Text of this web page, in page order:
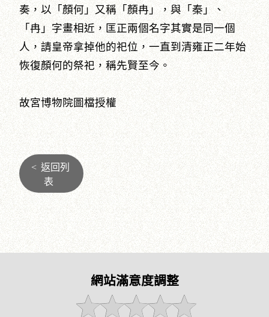
奏，以「顏何」又稱「顏冉」，與「秦」、
「冉」字畫相近，匡正兩個名字其實是同一個
人，請皇帝拿掉他的祀位，一直到清雍正二年始
恢復顏何的祭祀，稱先賢至今。
故宮博物院圖檔授權
< 返回列
表
網站滿意度調整